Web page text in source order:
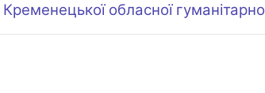
обласної гуманітарно-